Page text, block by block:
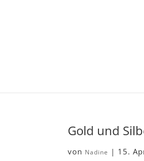
Gold und
von Nadine | 15.